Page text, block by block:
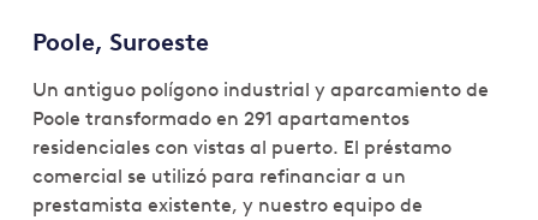
Poole, Suroeste
Un antiguo polígono industrial y aparcamiento de
Poole transformado en 291 apartamentos
residenciales con vistas al puerto. El préstamo
comercial se utilizó para refinanciar a un
prestamista existente, y nuestro equipo de